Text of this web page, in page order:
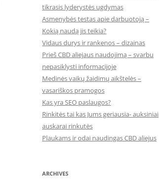
tikrasis lyderystės ugdymas
Asmenybės testas apie darbuotoją –
Kokią naudą jis teikia?
Vidaus durys ir rankenos – dizainas
Prieš CBD aliejaus naudojimą – svarbu
nepasiklysti informacijoje
Medinės vaikų žaidimų aikštelės –
vasariškos pramogos
Kas yra SEO paslaugos?
Rinkitės tai kas Jums geriausia- auksiniai
auskarai rinkutės
Plaukams ir odai naudingas CBD aliejus
ARCHIVES